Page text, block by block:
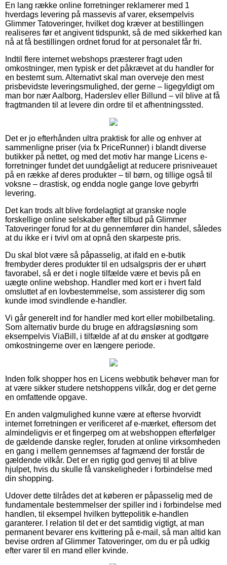
En lang række online forretninger reklamerer med 1
hverdags levering på massevis af varer, eksempelvis
Glimmer Tatoveringer, hvilket dog kræver at bestillingen
realiseres før et angivent tidspunkt, så de med sikkerhed kan
nå at få bestillingen ordnet forud for at personalet får fri.
Indtil flere internet webshops præsterer fragt uden
omkostninger, men typisk er det påkrævet at du handler for
en bestemt sum. Alternativt skal man overveje den mest
prisbevidste leveringsmulighed, der gerne – ligegyldigt om
man bor nær Aalborg, Haderslev eller Billund – vil blive at få
fragtmanden til at levere din ordre til et afhentningssted.
Det er jo efterhånden ultra praktisk for alle og enhver at
sammenligne priser (via fx PriceRunner) i blandt diverse
butikker på nettet, og med det motiv har mange Licens e-
forretninger fundet det uundgåeligt at reducere prisniveauet
på en række af deres produkter – til børn, og tillige også til
voksne – drastisk, og endda nogle gange love gebyrfri
levering.
Det kan trods alt blive fordelagtigt at granske nogle
forskellige online selskaber efter tilbud på Glimmer
Tatoveringer forud for at du gennemfører din handel, således
at du ikke er i tvivl om at opnå den skarpeste pris.
Du skal blot være så påpasselig, at ifald en e-butik
frembyder deres produkter til en udsalgspris der er uhørt
favorabel, så er det i nogle tilfælde være et bevis på en
uægte online webshop. Handler med kort er i hvert fald
omsluttet af en lovbestemmelse, som assisterer dig som
kunde imod svindlende e-handler.
Vi går generelt ind for handler med kort eller mobilbetaling.
Som alternativ burde du bruge en afdragsløsning som
eksempelvis ViaBill, i tilfælde af at du ønsker at godtgøre
omkostningerne over en længere periode.
Inden folk shopper hos en Licens webbutik behøver man for
at være sikker studere netshoppens vilkår, dog er det gerne
en omfattende opgave.
En anden valgmulighed kunne være at efterse hvorvidt
internet forretningen er verificeret af e-mærket, eftersom det
almindeligvis er et fingerpeg om at webshoppen efterfølger
de gældende danske regler, foruden at online virksomheden
en gang i mellem gennemses af fagmænd der forstår de
gældende vilkår. Det er en rigtig god genvej til at blive
hjulpet, hvis du skulle få vanskeligheder i forbindelse med
din shopping.
Udover dette tilrådes det at køberen er påpasselig med de
fundamentale bestemmelser der spiller ind i forbindelse med
handlen, til eksempel hvilken byttepolitik e-handlen
garanterer. I relation til det er det samtidig vigtigt, at man
permanent bevarer ens kvittering på e-mail, så man altid kan
bevise ordren af Glimmer Tatoveringer, om du er på udkig
efter varer til en mand eller kvinde.